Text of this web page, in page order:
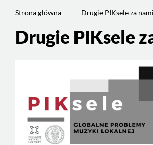
Strona główna Drugie PIKsele za nami
Treść
stronyDrugie PIKsele